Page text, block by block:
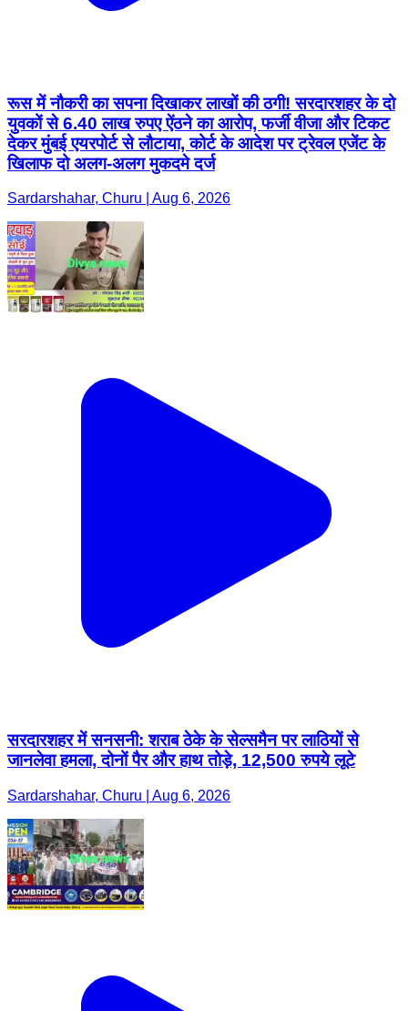
रूस में नौकरी का सपना दिखाकर लाखों की ठगी! सरदारशहर के दो
युवकों से 6.40 लाख रुपए ऐंठने का आरोप, फर्जी वीजा और टिकट
देकर मुंबई एयरपोर्ट से लौटाया, कोर्ट के आदेश पर ट्रेवल एजेंट के
खिलाफ दो अलग-अलग मुकदमे दर्ज
Sardarshahar, Churu | Aug 6, 2026
सरदारशहर में सनसनी: शराब ठेके के सेल्समैन पर लाठियों से
जानलेवा हमला, दोनों पैर और हाथ तोड़े, 12,500 रुपये लूटे
Sardarshahar, Churu | Aug 6, 2026